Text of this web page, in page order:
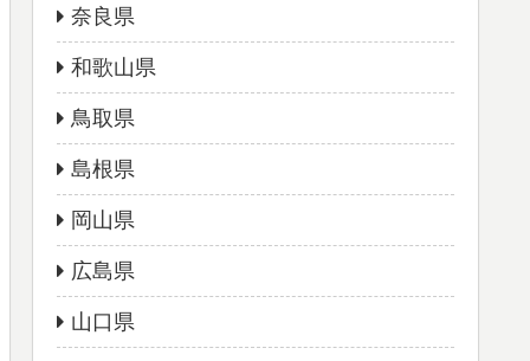
奈良県
和歌山県
鳥取県
島根県
岡山県
広島県
山口県